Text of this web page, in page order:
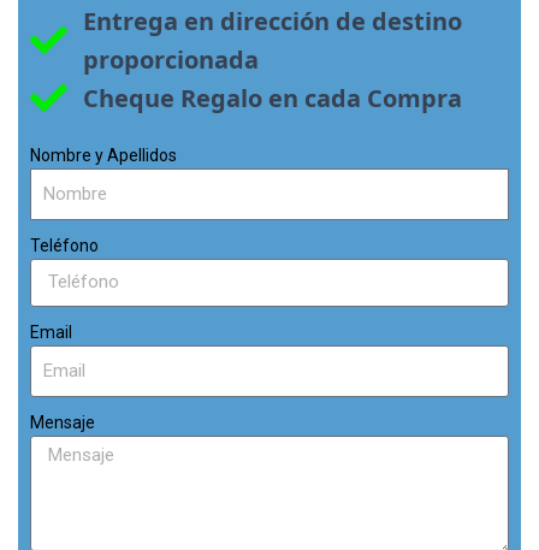
Entrega en dirección de destino
proporcionada
Cheque Regalo en cada Compra
Nombre y Apellidos
Teléfono
Email
Mensaje